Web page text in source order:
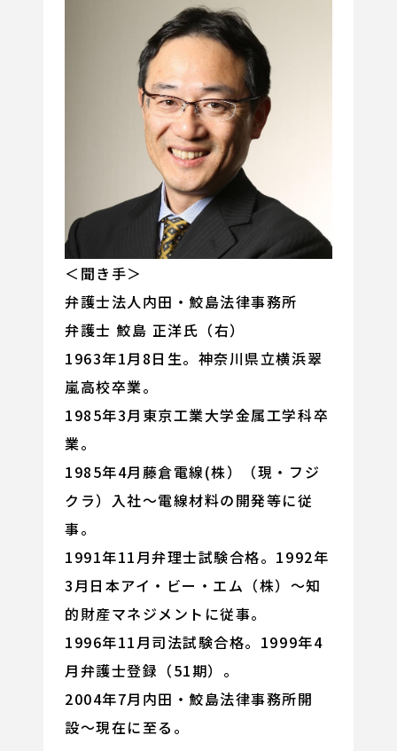
＜聞き手＞
弁護士法人内田・鮫島法律事務所
弁護士 鮫島 正洋氏（右）
1963年1月8日生。神奈川県立横浜翠
嵐高校卒業。
1985年3月東京工業大学金属工学科卒
業。
1985年4月藤倉電線(株）（現・フジ
クラ）入社〜電線材料の開発等に従
事。
1991年11月弁理士試験合格。1992年
3月日本アイ・ビー・エム（株）〜知
的財産マネジメントに従事。
1996年11月司法試験合格。1999年4
月弁護士登録（51期）。
2004年7月内田・鮫島法律事務所開
設〜現在に至る。